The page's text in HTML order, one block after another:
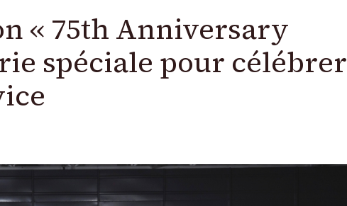
« 75th Anniversary
spéciale pour célébrer